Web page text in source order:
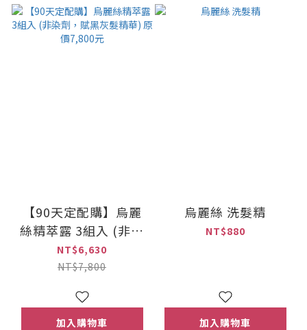
【90天定配購】烏麗
絲精萃露 3組入 (非染
劑，賦黑灰髮精華) 原
價7,800元
NT$6,630
NT$7,800
加入購物車
烏麗絲 洗髮精
NT$880
加入購物車